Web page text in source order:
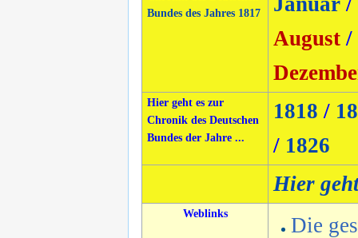
Bundes des Jahres 1817
August/
Hier geht es zur
Chronik des Deutschen
Bundes der Jahre ...
1818 /
/ 1826
Hier
Weblinks
Die